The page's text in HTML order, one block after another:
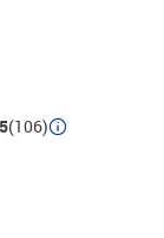
Un must-
Matériau :
table de chevet
sa durabilité. Sa
bien avec
dans le
sa surface, et
solide et
(106)